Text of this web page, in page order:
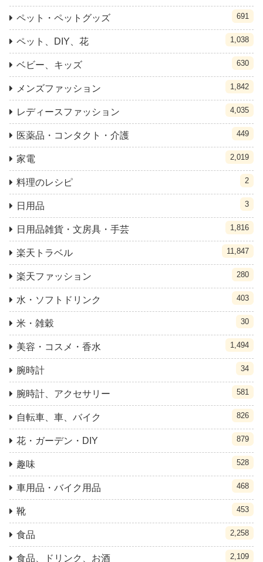
ペット・ペットグッズ 691
ペット、DIY、花 1,038
ベビー、キッズ 630
メンズファッション 1,842
レディースファッション 4,035
医薬品・コンタクト・介護 449
家電 2,019
料理のレシピ 2
日用品 3
日用品雑貨・文房具・手芸 1,816
楽天トラベル 11,847
楽天ファッション 280
水・ソフトドリンク 403
米・雑穀 30
美容・コスメ・香水 1,494
腕時計 34
腕時計、アクセサリー 581
自転車、車、バイク 826
花・ガーデン・DIY 879
趣味 528
車用品・バイク用品 468
靴 453
食品 2,258
食品、ドリンク、お酒 2,109